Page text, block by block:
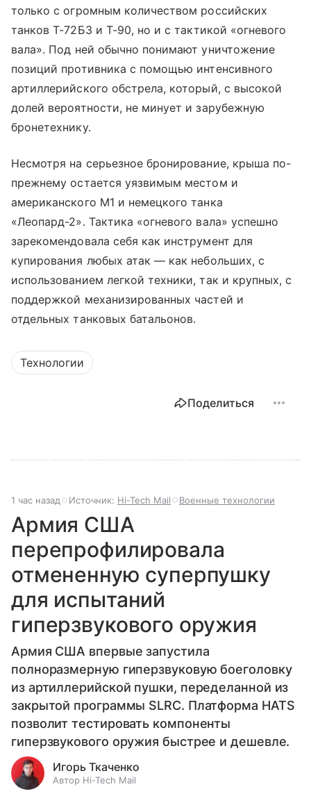
только с огромным количеством российских
танков Т-72Б3 и Т-90, но и с тактикой «огневого
вала». Под ней обычно понимают уничтожение
позиций противника с помощью интенсивного
артиллерийского обстрела, который, с высокой
долей вероятности, не минует и зарубежную
бронетехнику.
Несмотря на серьезное бронирование, крыша по-
прежнему остается уязвимым местом и
американского М1 и немецкого танка
«Леопард-2». Тактика «огневого вала» успешно
зарекомендовала себя как инструмент для
купирования любых атак — как небольших, с
использованием легкой техники, так и крупных, с
поддержкой механизированных частей и
отдельных танковых батальонов.
Технологии
Поделиться
1 час назад Источник: Hi-Tech Mail Военные технологии
Армия США
перепрофилировала
отмененную суперпушку
для испытаний
гиперзвукового оружия
Армия США впервые запустила
полноразмерную гиперзвуковую боеголовку
из артиллерийской пушки, переделанной из
закрытой программы SLRC. Платформа HATS
позволит тестировать компоненты
гиперзвукового оружия быстрее и дешевле.
Игорь Ткаченко
Автор Hi-Tech Mail